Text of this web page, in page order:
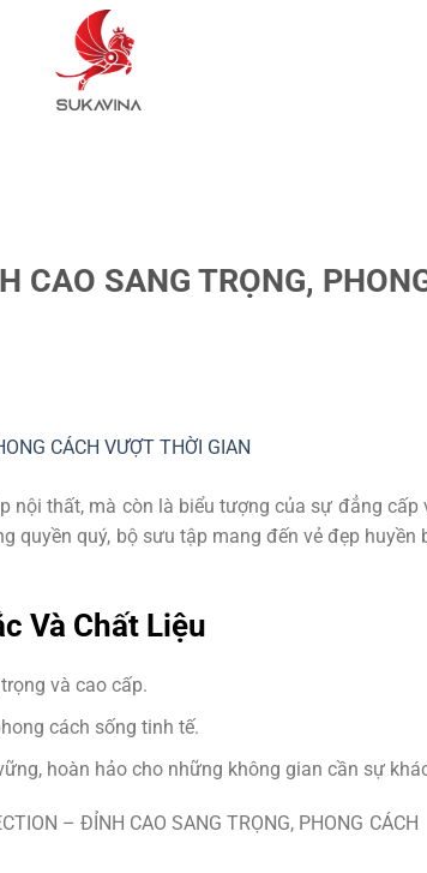
CAO SANG TRỌNG,
nội thất, mà còn là biểu tượng của sự đẳng
quý, bộ sưu tập mang đến vẻ đẹp
Và Chất Liệu
và cao cấp.
cách sống tinh tế.
hoàn hảo cho những không gian cần sự